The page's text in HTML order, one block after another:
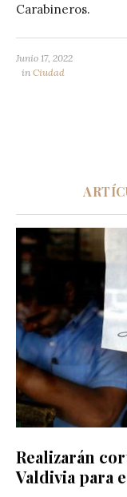
Carabineros.
Junio 17, 2022
in Ciudad
Realizarán
Valdivia para